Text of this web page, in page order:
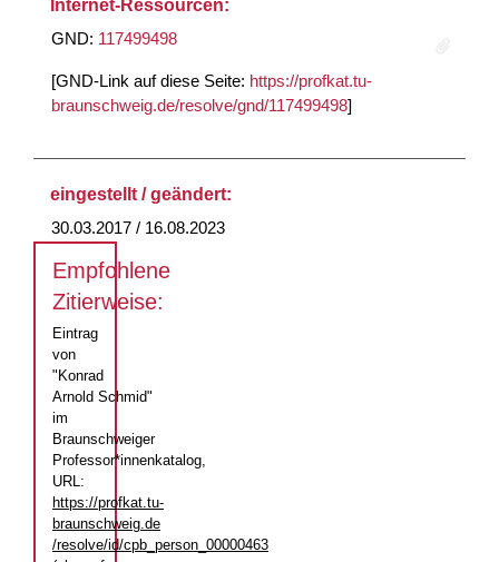
Internet-Ressourcen:
GND: 117499498
[GND-Link auf diese Seite: https://profkat.tu-
braunschweig.de/resolve/gnd/117499498]
eingestellt / geändert:
30.03.2017 / 16.08.2023
Empfohlene
Zitierweise:
Eintrag
von
"Konrad
Arnold Schmid"
im
Braunschweiger
Professor*innenkatalog,
URL:
https://profkat.tu-
braunschweig.de
/resolve/id/cpb_person_00000463